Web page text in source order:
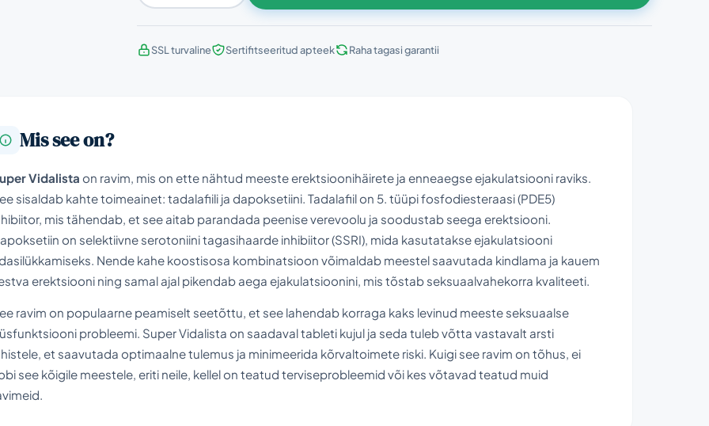
SSL turvaline Sertifitseeritud apteek Raha tagasi garantii
Mis see on?
Vidalista on ravim, mis on ette nähtud meeste erektsioonihäirete ja enneaegse ejakulatsiooni raviks.
sisaldab kahte toimeainet: tadalafiili ja dapoksetiini. Tadalafiil on 5. tüüpi fosfodiesteraasi (PDE5)
mis tähendab, et see aitab parandada peenise verevoolu ja soodustab seega erektsiooni.
on selektiivne serotoniini tagasihaarde inhibiitor (SSRI), mida kasutatakse ejakulatsiooni
Nende kahe koostisosa kombinatsioon võimaldab meestel saavutada kindlama ja kauem
erektsiooni ning samal ajal pikendab aega ejakulatsioonini, mis tõstab seksuaalvahekorra kvaliteeti.
ravim on populaarne peamiselt seetõttu, et see lahendab korraga kaks levinud meeste seksuaalse
probleemi. Super Vidalista on saadaval tableti kujul ja seda tuleb võtta vastavalt arsti
et saavutada optimaalne tulemus ja minimeerida kõrvaltoimete riski. Kuigi see ravim on tõhus, ei
see kõigile meestele, eriti neile, kellel on teatud terviseprobleemid või kes võtavad teatud muid